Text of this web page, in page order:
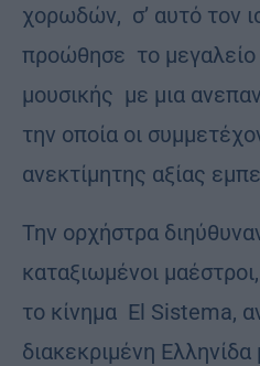
χορωδών, σ’ αυτό τον
προώθησε το μεγαλείο
μουσικής με μια
την οποία οι
ανεκτίμητης αξίας
Την ορχήστρα
καταξιωμένοι
το κίνημα El Sistema,
διακεκριμένη